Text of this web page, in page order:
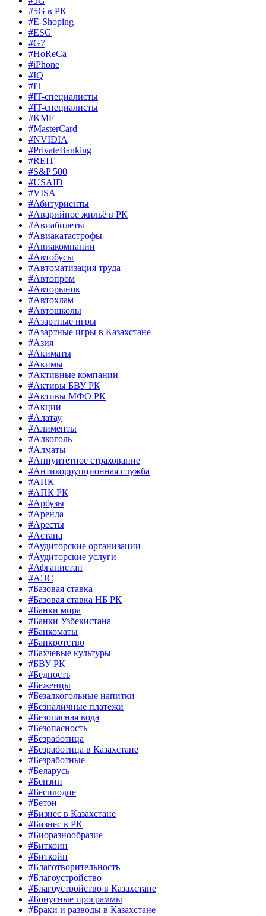
#5G в РК
#E-Shoping
#ESG
#G7
#HoReCa
#iPhone
#IQ
#IT
#IT-специалисты
#IT-специалисты
#KMF
#MasterCard
#NVIDIA
#PrivateBanking
#REIT
#S&P 500
#USAID
#VISA
#Абитуриенты
#Аварийное жильё в РК
#Авиабилеты
#Авиакатастрофы
#Авиакомпании
#Автобусы
#Автоматизация труда
#Автопром
#Авторынок
#Автохлам
#Автошколы
#Азартные игры
#Азартные игры в Казахстане
#Азия
#Акиматы
#Акимы
#Активные компании
#Активы БВУ РК
#Активы МФО РК
#Акции
#Алатау
#Алименты
#Алкоголь
#Алматы
#Аннуитетное страхование
#Антикоррупционная служба
#АПК
#АПК РК
#Арбузы
#Аренда
#Аресты
#Астана
#Аудиторские организации
#Аудиторские услуги
#Афганистан
#АЭС
#Базовая ставка
#Базовая ставка НБ РК
#Банки мира
#Банки Узбекистана
#Банкоматы
#Банкротство
#Бахчевые культуры
#БВУ РК
#Бедность
#Беженцы
#Безалкогольные напитки
#Безналичные платежи
#Безопасная вода
#Безопасность
#Безработица
#Безработица в Казахстане
#Безработные
#Беларусь
#Бензин
#Бесплодие
#Бетон
#Бизнес в Казахстане
#Бизнес в РК
#Биоразнообразие
#Биткоин
#Биткойн
#Благотворительность
#Благоустройство
#Благоустройство в Казахстане
#Бонусные программы
#Браки и разводы в Казахстане